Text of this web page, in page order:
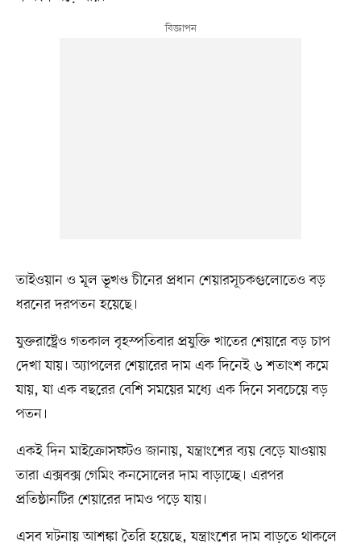
তাইওয়ান ও মূল ভূখণ্ড চীনের প্রধান শেয়ারসূচকগুলোতেও বড়
ধরনের দরপতন হয়েছে।
যুক্তরাষ্ট্রেও গতকাল বৃহস্পতিবার প্রযুক্তি খাতের শেয়ারে বড় চাপ
দেখা যায়। অ্যাপলের শেয়ারের দাম এক দিনেই ৬ শতাংশ কমে
যায়, যা এক বছরের বেশি সময়ের মধ্যে এক দিনে সবচেয়ে বড়
পতন।
একই দিন মাইক্রোসফটও জানায়, যন্ত্রাংশের ব্যয় বেড়ে যাওয়ায়
তারা এক্সবক্স গেমিং কনসোলের দাম বাড়াচ্ছে। এরপর
প্রতিষ্ঠানটির শেয়ারের দামও পড়ে যায়।
এসব ঘটনায় আশঙ্কা তৈরি হয়েছে, যন্ত্রাংশের দাম বাড়তে থাকলে